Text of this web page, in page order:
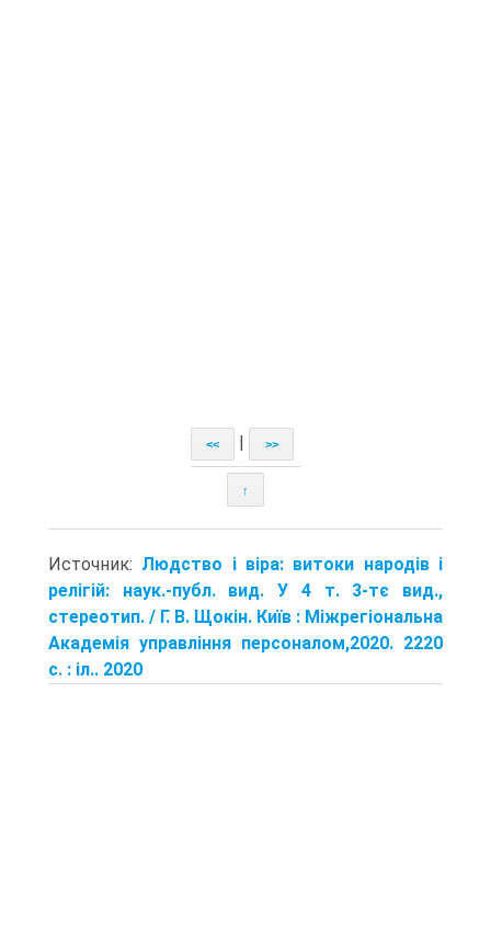
<< >>
↑
Источник: Людство і віра: витоки народів і
релігій: наук.-публ. вид. У 4 т. 3-тє вид.,
стереотип. / Г. В. Щокін. Київ : Міжрегіональна
Академія управління персоналом,2020. 2220
с. : іл.. 2020